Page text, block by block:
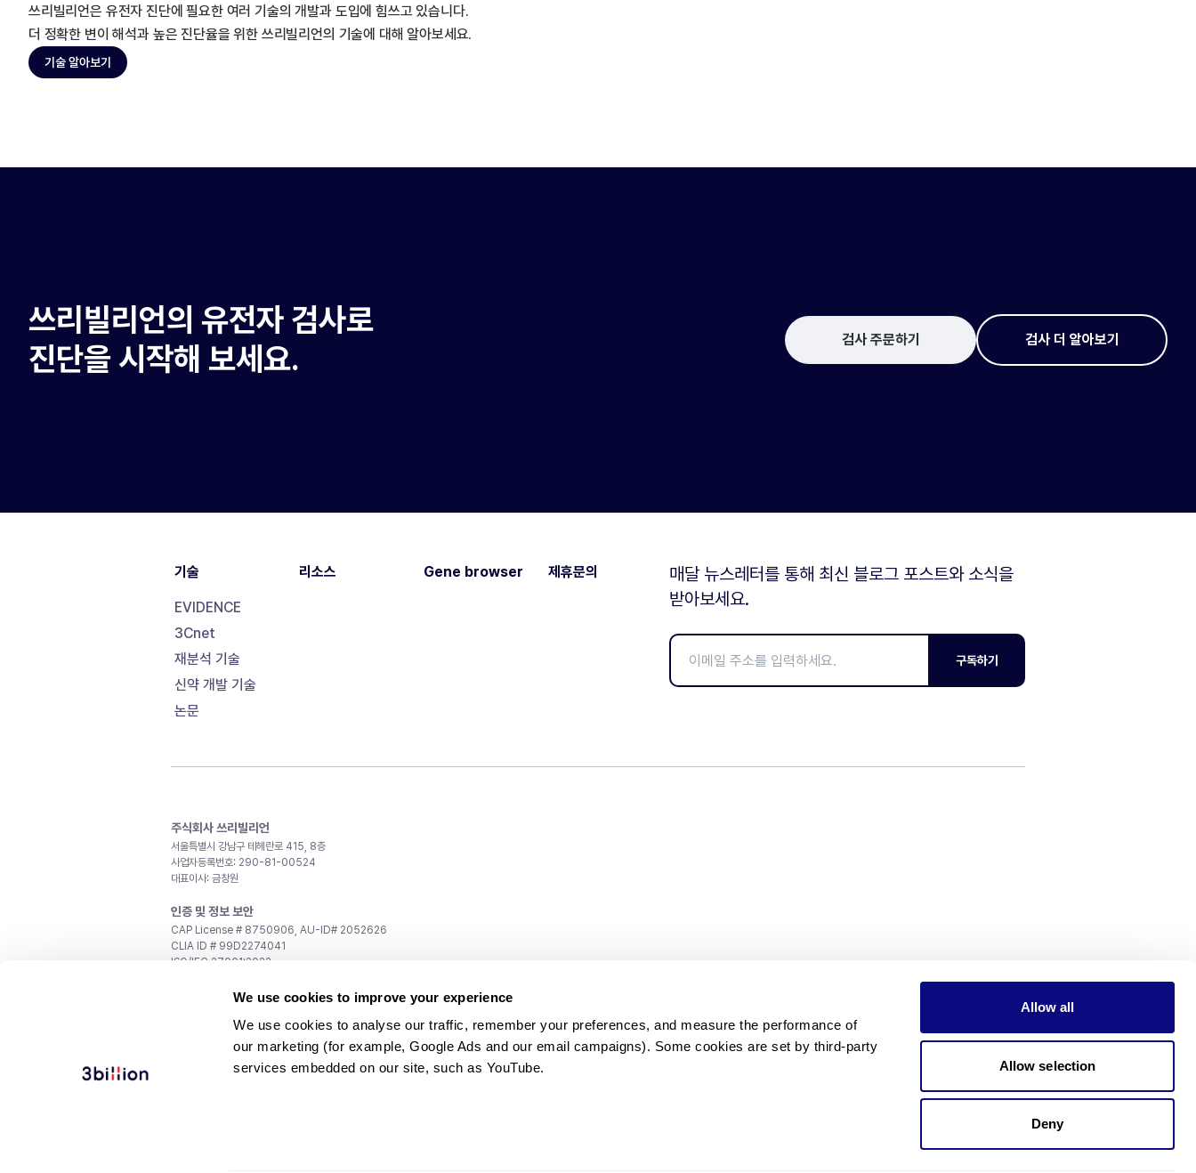
We use cookies to improve your experience
We use cookies to analyse our traffic, remember your preferences, and measure the performance of
our marketing (for example, Google Ads and our email campaigns). Some cookies are set by third-party
services embedded on our site, such as YouTube.
Allow all
Allow selection
Deny
쓰리빌리언은 유전자 진단에 필요한 여러 기술의 개발과 도입에 힘쓰고 있습니다.
더 정확한 변이 해석과 높은 진단율을 위한 쓰리빌리언의 기술에 대해 알아보세요.
기술 알아보기
쓰리빌리언의 유전자 검사로
진단을 시작해 보세요.
검사 주문하기 검사 더 알아보기
기술
EVIDENCE
3Cnet
재분석 기술
신약 개발 기술
논문
리소스 Gene browser 제휴문의
매달 뉴스레터를 통해 최신 블로그 포스트와 소식을
받아보세요.
구독하기
주식회사 쓰리빌리언
서울특별시 강남구 테헤란로 415, 8층
사업자등록번호: 290-81-00524
대표이사: 금창원
인증 및 정보 보안
CAP License # 8750906, AU-ID# 2052626
CLIA ID # 99D2274041
ISO/IEC 27001:2022
recruiting@3billion.io
ir@3billion.io